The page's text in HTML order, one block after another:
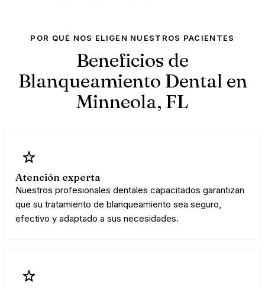
POR QUÉ NOS ELIGEN NUESTROS PACIENTES
Beneficios de
Blanqueamiento Dental en
Minneola, FL
Atención experta
Nuestros profesionales dentales capacitados garantizan
que su tratamiento de blanqueamiento sea seguro,
efectivo y adaptado a sus necesidades.